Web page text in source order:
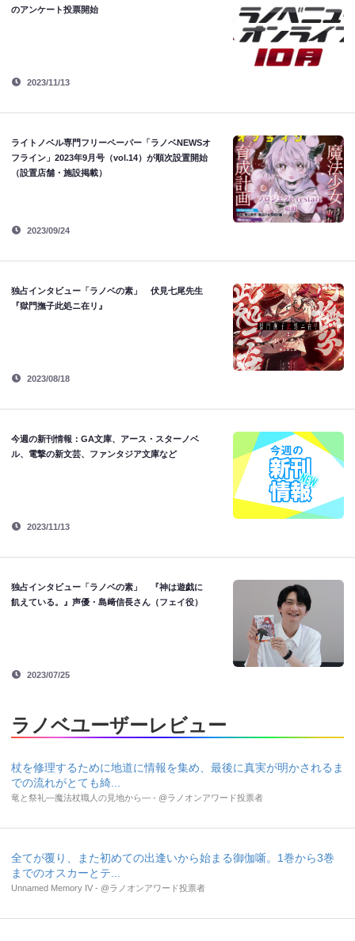
のアンケート投票開始
2023/11/13
ライトノベル専門フリーペーパー「ラノベNEWSオ
フライン」2023年9月号（vol.14）が順次設置開始
（設置店舗・施設掲載）
2023/09/24
独占インタビュー「ラノベの素」 伏見七尾先生
『獄門撫子此処ニ在リ』
2023/08/18
今週の新刊情報：GA文庫、アース・スターノベ
ル、電撃の新文芸、ファンタジア文庫など
2023/11/13
独占インタビュー「ラノベの素」 『神は遊戯に
飢えている。』声優・島﨑信長さん（フェイ役）
2023/07/25
ラノベユーザーレビュー
杖を修理するために地道に情報を集め、最後に真実が明かされるま
での流れがとても綺...
竜と祭礼―魔法杖職人の見地から― - @ラノオンアワード投票者
全てが覆り、また初めての出逢いから始まる御伽噺。1巻から3巻
までのオスカーとテ...
Unnamed Memory IV - @ラノオンアワード投票者